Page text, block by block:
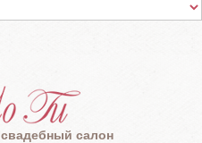
салон